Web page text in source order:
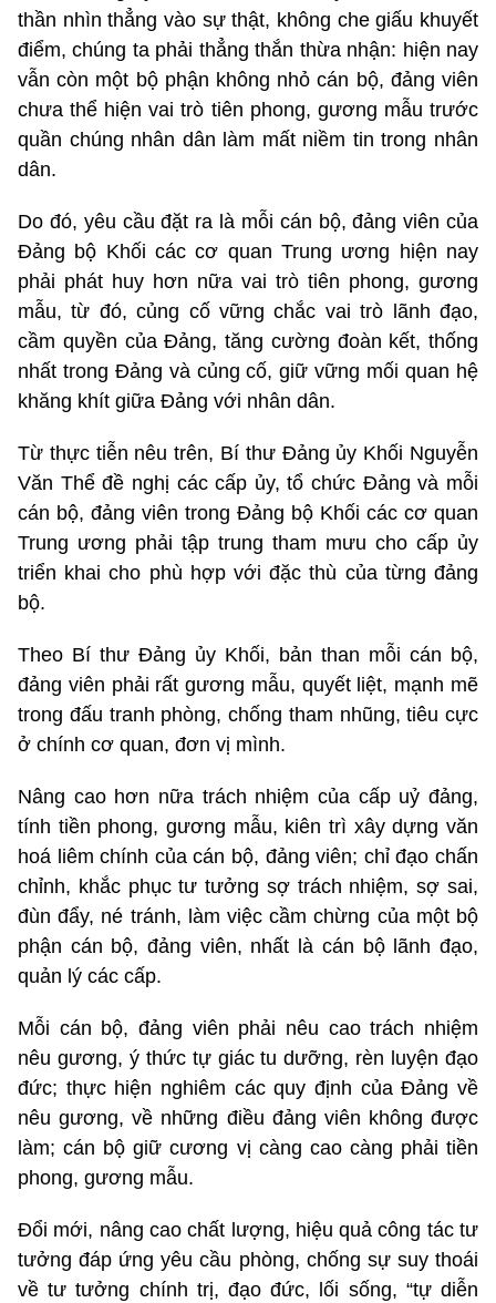
thần nhìn thẳng vào sự thật, không che giấu khuyết
điểm, chúng ta phải thẳng thắn thừa nhận: hiện nay
vẫn còn một bộ phận không nhỏ cán bộ, đảng viên
chưa thể hiện vai trò tiên phong, gương mẫu trước
quần chúng nhân dân làm mất niềm tin trong nhân
dân.
Do đó, yêu cầu đặt ra là mỗi cán bộ, đảng viên của
Đảng bộ Khối các cơ quan Trung ương hiện nay
phải phát huy hơn nữa vai trò tiên phong, gương
mẫu, từ đó, củng cố vững chắc vai trò lãnh đạo,
cầm quyền của Đảng, tăng cường đoàn kết, thống
nhất trong Đảng và củng cố, giữ vững mối quan hệ
khăng khít giữa Đảng với nhân dân.
Từ thực tiễn nêu trên, Bí thư Đảng ủy Khối Nguyễn
Văn Thể đề nghị các cấp ủy, tổ chức Đảng và mỗi
cán bộ, đảng viên trong Đảng bộ Khối các cơ quan
Trung ương phải tập trung tham mưu cho cấp ủy
triển khai cho phù hợp với đặc thù của từng đảng
bộ.
Theo Bí thư Đảng ủy Khối, bản than mỗi cán bộ,
đảng viên phải rất gương mẫu, quyết liệt, mạnh mẽ
trong đấu tranh phòng, chống tham nhũng, tiêu cực
ở chính cơ quan, đơn vị mình.
Nâng cao hơn nữa trách nhiệm của cấp uỷ đảng,
tính tiền phong, gương mẫu, kiên trì xây dựng văn
hoá liêm chính của cán bộ, đảng viên; chỉ đạo chấn
chỉnh, khắc phục tư tưởng sợ trách nhiệm, sợ sai,
đùn đẩy, né tránh, làm việc cầm chừng của một bộ
phận cán bộ, đảng viên, nhất là cán bộ lãnh đạo,
quản lý các cấp.
Mỗi cán bộ, đảng viên phải nêu cao trách nhiệm
nêu gương, ý thức tự giác tu dưỡng, rèn luyện đạo
đức; thực hiện nghiêm các quy định của Đảng về
nêu gương, về những điều đảng viên không được
làm; cán bộ giữ cương vị càng cao càng phải tiền
phong, gương mẫu.
Đổi mới, nâng cao chất lượng, hiệu quả công tác tư
tưởng đáp ứng yêu cầu phòng, chống sự suy thoái
về tư tưởng chính trị, đạo đức, lối sống, “tự diễn